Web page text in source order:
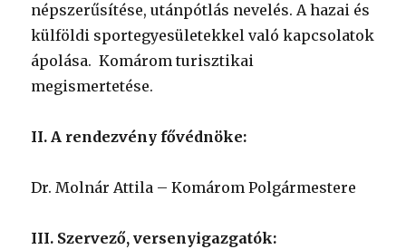
népszerűsítése, utánpótlás nevelés. A hazai és
külföldi sportegyesületekkel való kapcsolatok
ápolása. Komárom turisztikai
megismertetése.
II. A rendezvény fővédnöke:
Dr. Molnár Attila – Komárom Polgármestere
III. Szervező, versenyigazgatók: